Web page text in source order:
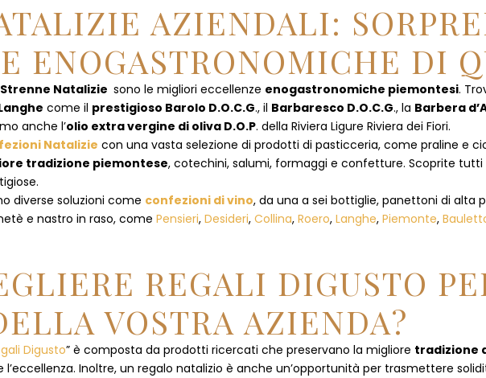
AZIENDALI:
ENOGASTRONOMICHE DI
Strenne Natalizie sono le migliori eccellenze enogastronomiche piemontesi.
come il prestigioso Barolo D.O.C.G., il Barbaresco D.O.C.G., la Barbera
anche l’olio extra vergine di oliva D.O.P. della Riviera Ligure Riviera dei Fiori.
Natalizie con una vasta selezione di prodotti di pasticceria, come praline e
tradizione piemontese, cotechini, salumi, formaggi e confetture. Scoprite
diverse soluzioni come confezioni di vino, da una a sei bottiglie, panettoni di alta
e nastro in raso, come Pensieri, Desideri, Collina, Roero, Langhe, Piemonte,
REGALI DIGUSTO
VOSTRA AZIENDA?
Digusto” è composta da prodotti ricercati che preservano la migliore tradizione
Inoltre, un regalo natalizio è anche un’opportunità per trasmettere